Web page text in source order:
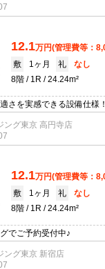
12.1万円(管理費等：
敷
1ヶ月 礼
なし
8階
1R 24.24m²
さを実感できる設備仕様
を楽しむ！住むほどに愛
ング東京 高円寺店
12.1万円(管理費等：
敷
1ヶ月 礼
なし
8階
1R 24.24m²
でご予約受付中♪
ング東京 新宿店